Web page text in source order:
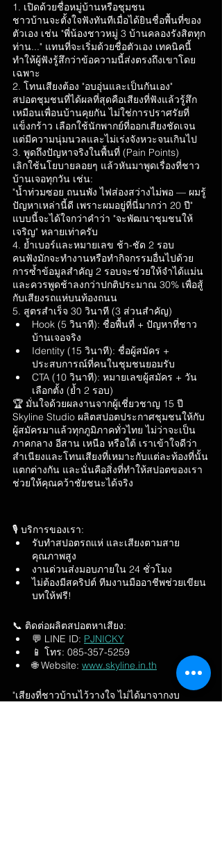
1. เปิดด้วยชื่อหมู่บ้านหรือชุมชน
ชาวบ้านจะตั้งใจฟังทันทีเมื่อได้ยินชื่อพื้นที่ของ
ตัวเอง เช่น "พี่น้องชาวหมู่ 3 บ้านคลองรังสิตทุก
ท่าน..." แทนที่จะเริ่มด้วยชื่อตัวเอง เทคนิคนี้
ทำให้ผู้ฟังรู้สึกว่าข้อความนี้ส่งตรงถึงเขาโดย
เฉพาะ
2. โทนเสียงต้อง "อบอุ่นและเป็นกันเอง"
สปอตชุมชนที่ได้ผลที่สุดคือเสียงที่ฟังแล้วรู้สึก
เหมือนเพื่อนบ้านคุยกัน ไม่ใช่การปราศรัยที่
แข็งกร้าว เลือกใช้นักพากย์ที่ออกเสียงชัดเจน
แต่มีความนุ่มนวลและไม่เร่งจังหวะจนเกินไป
3. พูดถึงปัญหาจริงในพื้นที่ (Pain Points)
เลิกใช้นโยบายลอยๆ แล้วหันมาพูดเรื่องที่ชาว
บ้านเจอทุกวัน เช่น:
"น้ำท่วมซอย ถนนพัง ไฟส่องสว่างไม่พอ — ผมรู้
ปัญหาเหล่านี้ดี เพราะผมอยู่ที่นี่มากว่า 20 ปี"
แบบนี้จะได้ใจกว่าคำว่า "จะพัฒนาชุมชนให้
เจริญ" หลายเท่าครับ
4. ย้ำเบอร์และหมายเลข ช้า-ชัด 2 รอบ
คนฟังมักจะทำงานหรือทำกิจกรรมอื่นไปด้วย
การซ้ำข้อมูลสำคัญ 2 รอบจะช่วยให้จำได้แม่น
และควรพูดช้าลงกว่าปกติประมาณ 30% เพื่อสู้
กับเสียงรถแห่บนท้องถนน
5. สูตรสำเร็จ 30 วินาที (3 ส่วนสำคัญ)
Hook (5 วินาที): ชื่อพื้นที่ + ปัญหาที่ชาว
บ้านเจอจริง
Identity (15 วินาที): ชื่อผู้สมัคร +
ประสบการณ์ที่คนในชุมชนยอมรับ
CTA (10 วินาที): หมายเลขผู้สมัคร + วัน
เลือกตั้ง (ย้ำ 2 รอบ)
🏆 มั่นใจด้วยผลงานจากผู้เชี่ยวชาญ 15 ปี
Skyline Studio ผลิตสปอตประกาศชุมชนให้กับ
ผู้สมัครมาแล้วทุกภูมิภาคทั่วไทย ไม่ว่าจะเป็น
ภาคกลาง อีสาน เหนือ หรือใต้ เราเข้าใจดีว่า
สำเนียงและโทนเสียงที่เหมาะกับแต่ละท้องที่นั้น
แตกต่างกัน และนั่นคือสิ่งที่ทำให้สปอตของเรา
ช่วยให้คุณคว้าชัยชนะได้จริง
🎙️ บริการของเรา:
รับทำสปอตรถแห่ และเสียงตามสาย
คุณภาพสูง
งานด่วนส่งมอบภายใน 24 ชั่วโมง
ไม่ต้องมีสคริปต์ ทีมงานมืออาชีพช่วยเขียน
บทให้ฟรี!
📞 ติดต่อผลิตสปอตหาเสียง:
💬 LINE ID: PJNICKY
📱 โทร: 085-357-5259
🌐 Website: www.skyline.in.th
"เสียงที่ชาวบ้านไว้วางใจ ไม่ได้มาจากงบ